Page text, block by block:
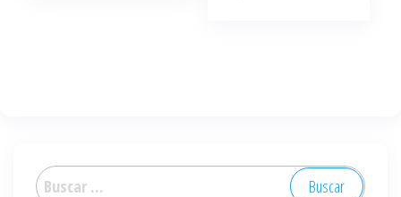
Buscar: